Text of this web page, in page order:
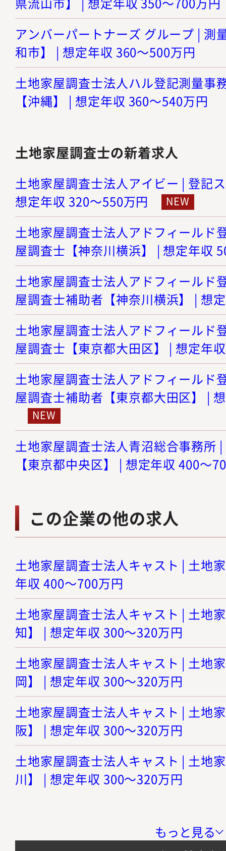
アンバーパートナーズ グループ | 測
和市】 | 想定年収 360～500万円
土地家屋調査士法人ハル登記測量事
【沖縄】 | 想定年収 360～540万円
土地家屋調査士の新着求人
土地家屋調査士法人アイビー | 登記
想定年収 320～550万円
土地家屋調査士法人アドフィールド
屋調査士【神奈川横浜】 | 想定年収
土地家屋調査士法人アドフィールド
屋調査士補助者【神奈川横浜】 | 想
土地家屋調査士法人アドフィールド
屋調査士【東京都大田区】 | 想定年
土地家屋調査士法人アドフィールド
屋調査士補助者【東京都大田区】 |
土地家屋調査士法人青沼総合事務所
【東京都中央区】 | 想定年収 400～
この企業の他の求人
土地家屋調査士法人キャスト | 土地
年収 400～700万円
土地家屋調査士法人キャスト | 土地
知】 | 想定年収 300～320万円
土地家屋調査士法人キャスト | 土地
岡】 | 想定年収 300～320万円
土地家屋調査士法人キャスト | 土地
阪】 | 想定年収 300～320万円
土地家屋調査士法人キャスト | 土地
川】 | 想定年収 300～320万円
もっと見る